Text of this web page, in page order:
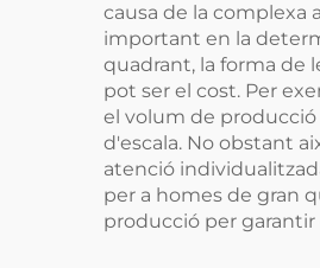
causa de la complexa
important en la
quadrant, la forma de
pot ser el cost. Per
el volum de producció
d'escala. No obstant
atenció
per a homes de gran
producció per